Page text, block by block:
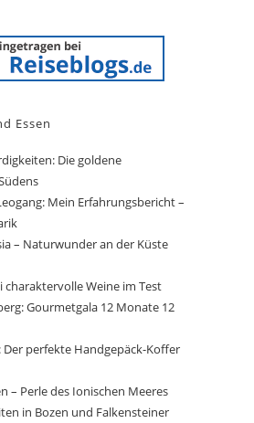
Essen
Die goldene
Mein Erfahrungsbericht –
– Naturwunder an der Küste
charaktervolle Weine im Test
Gourmetgala 12 Monate 12
Der perfekte Handgepäck-Koffer
– Perle des Ionischen Meeres
in Bozen und Falkensteiner